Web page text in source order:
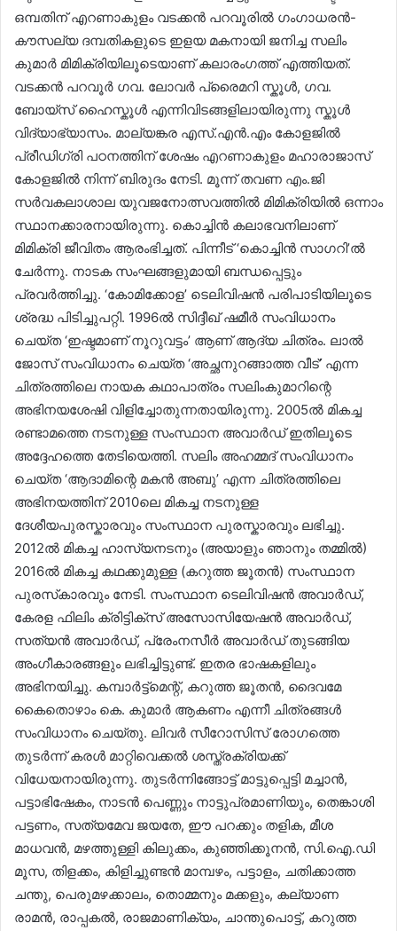
ഒമ്പതിന് എറണാകുളം വടക്കൻ പറവൂരിൽ ഗംഗാധരൻ-
കൗസല്യ ദമ്പതികളുടെ ഇളയ മകനായി ജനിച്ച സലിം
കുമാർ മിമിക്രിയിലൂടെയാണ്​ കലാരംഗത്ത്​ എത്തിയത്​.
വടക്കൻ പറവൂർ ഗവ. ലോവർ പ്രൈമറി സ്കൂൾ, ഗവ.
ബോയ്സ് ഹൈസ്കൂൾ എന്നിവിടങ്ങളിലായിരുന്നു സ്കൂൾ
വിദ്യാഭ്യാസം. മാല്യങ്കര എസ്.എൻ.എം കോളജിൽ
പ്രീഡിഗ്രി പഠനത്തിന്​ ശേഷം എറണാകുളം മഹാരാജാസ്
കോളജിൽ നിന്ന്​ ബിരുദം നേടി. മൂന്ന്​ തവണ എം.ജി
സർവകലാശാല യുവജനോത്സവത്തിൽ മി​​മി​​ക്രി​​യി​​ൽ ഒന്നാം
സ്ഥാനക്കാരനായിരുന്നു. കൊച്ചിൻ കലാഭവനിലാണ്
മിമിക്രി ജീവിതം ആരംഭിച്ചത്​. പിന്നീട് ‘കൊച്ചിൻ സാഗറി’ൽ
ചേർന്നു. നാടക സംഘങ്ങളുമായി ബന്ധപ്പെട്ടും
പ്രവർത്തിച്ചു. ‘കോമിക്കോള’ ടെലിവിഷൻ പരിപാടിയിലൂടെ
ശ്രദ്ധ പിടിച്ചുപറ്റി. 1996ൽ സിദ്ദീഖ്​ ഷമീർ സംവിധാനം
ചെയ്ത ‘ഇഷ്ടമാണ്​ നൂറുവട്ടം’ ആണ്​ ആദ്യ ചിത്രം. ലാൽ
ജോസ് സംവിധാനം ചെയ്ത ‘അച്ഛനുറങ്ങാത്ത വീട്’ എന്ന
ചിത്രത്തിലെ നായക കഥാപാത്രം സലിംകുമാറിന്റെ
അഭിനയശേഷി വിളിച്ചോതുന്നതായിരുന്നു. 2005ൽ മികച്ച
രണ്ടാമത്തെ നടനുള്ള സംസ്ഥാന അവാർഡ്​ ഇതിലൂടെ
അദ്ദേഹത്തെ തേടിയെത്തി. സലിം അഹമ്മദ്​ സംവിധാനം
ചെയ്ത ‘ആദാമിന്റെ മകൻ അബു’ എന്ന ചിത്രത്തിലെ
അഭിനയത്തിന്​ 2010ലെ മികച്ച നടനുള്ള
ദേശീയപുരസ്കാരവും സംസ്ഥാന പുരസ്കാരവും ലഭിച്ചു.
2012ൽ മികച്ച ഹാസ്യനടനും (അയാളും ഞാനും തമ്മിൽ)
2016ൽ മികച്ച കഥക്കുമുള്ള (കറുത്ത ജൂതൻ) സംസ്ഥാന
പുരസ്‌കാരവും നേടി. സംസ്ഥാന ടെലിവിഷൻ അവാർഡ്​,
കേരള ഫിലിം ക്രിട്ടിക്സ് അസോസിയേഷൻ അവാർഡ്,
സത്യൻ അവാർഡ്​, പ്രേംനസീർ അവാർഡ്​ തുടങ്ങിയ
അംഗീകാരങ്ങളും ലഭിച്ചിട്ടുണ്ട്​. ഇതര ഭാഷകളിലും
അഭിനയിച്ചു. കമ്പാർട്ട്മെന്റ്, കറുത്ത ജൂതൻ, ദൈവമേ
കൈതൊഴാം കെ. കുമാർ ആകണം എന്നീ ചിത്രങ്ങൾ
സംവിധാനം ചെയ്തു. ലിവർ സീറോസിസ് രോഗത്തെ
തുടർന്ന്​ കരൾ മാറ്റിവെക്കൽ ശസ്ത്രക്രിയക്ക്​
വിധേയനായിരുന്നു. തുടർന്നിങ്ങോട്ട്​ മാട്ടു​പ്പെട്ടി മച്ചാൻ,
പട്ടാഭിഷേകം, നാടൻ പെണ്ണും നാട്ടുപ്രമാണിയും, തെങ്കാശി
പട്ടണം, സത്യമേവ ജയതേ, ഈ പറക്കും തളിക, മീശ
മാധവൻ, മഴത്തുള്ളി കിലുക്കം, കുഞ്ഞിക്കൂനൻ, സി.ഐ.ഡി
മൂസ, തിളക്കം, കിളിച്ചുണ്ടൻ മാമ്പഴം, പട്ടാളം, ചതിക്കാത്ത
ചന്തു, പെരുമഴക്കാലം, തൊമ്മനും മക്കളും, കല്യാണ
രാമൻ, രാപ്പകൽ, രാജമാണിക്യം, ചാന്തുപൊട്ട്​, കറുത്ത